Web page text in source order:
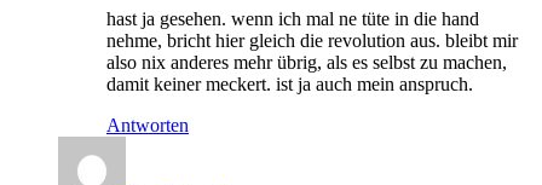
hast ja gesehen. wenn ich mal ne tüte in die hand
nehme, bricht hier gleich die revolution aus. bleibt mir
also nix anderes mehr übrig, als es selbst zu machen,
damit keiner meckert. ist ja auch mein anspruch.
Antworten